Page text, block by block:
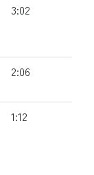
3:02
2:06
1:12